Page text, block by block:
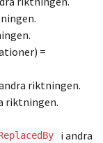
=
riktningen.
riktningen.
i andra